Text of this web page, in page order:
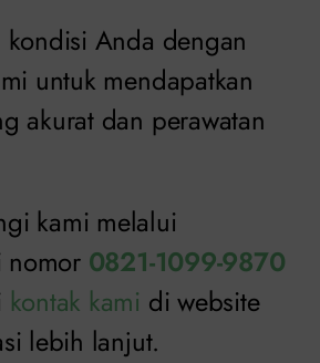
kondisi Anda dengan
untuk mendapatkan
akurat dan perawatan
kami melalui
nomor 0821-1099-9870
kontak kami di website
lebih lanjut.